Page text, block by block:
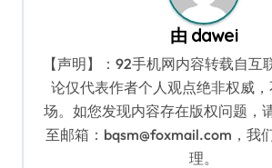
由 dawei
【声明】：92手机网内容转载自互
论仅代表作者个人观点绝非权威
场。如您发现内容存在版权问题，
至邮箱：bqsm@foxmail.com，我
理。